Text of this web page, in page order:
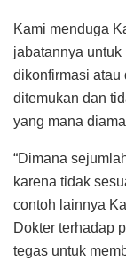
Kami menduga
jabatannya
dikonfirmasi atau
ditemukan dan
yang mana
“Dimana
karena tidak
contoh lainnya
Dokter terhadap
tegas untuk